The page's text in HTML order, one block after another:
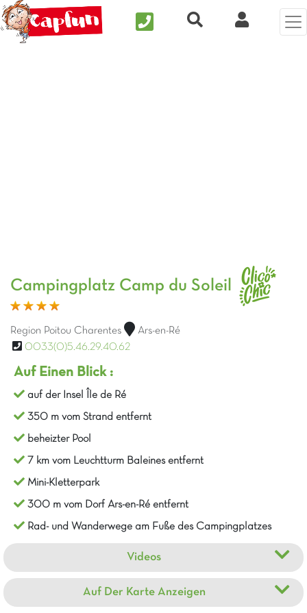
Nous contacterRecherche rapide
Clix
Campingplatz Camp du Soleil
Region Poitou Charentes
Ars-en-Ré
0033(0)5.46.29.40.62
Auf Einen Blick :
auf der Insel Île de Ré
350 m vom Strand entfernt
beheizter Pool
7 km vom Leuchtturm Baleines entfernt
Mini-Kletterpark
300 m vom Dorf Ars-en-Ré entfernt
Rad- und Wanderwege am Fuße des Campingplatzes
Videos
Auf Der Karte Anzeigen